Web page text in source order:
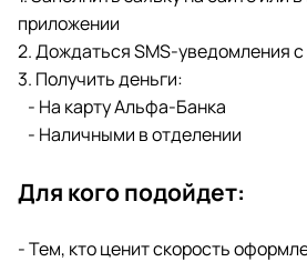
приложении
2. Дождаться SMS-уведомления
3. Получить деньги:
- На карту Альфа-Банка
- Наличными в отделении
Для кого подойдет:
- Тем, кто ценит скорость